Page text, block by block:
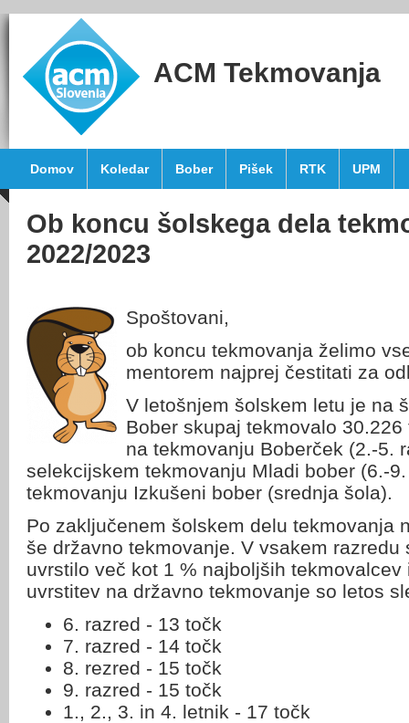
ACM Tekmovanja
Domov Koledar Bober Pišek RTK UPM
Ob koncu šolskega dela
2022/2023
Spoštovani,
ob koncu tekmovanja želimo
mentorem najprej čestitati za
V letošnjem šolskem letu je na
Bober skupaj tekmovalo
na tekmovanju Boberček (2.-5.
selekcijskem tekmovanju Mladi bober (6.-
tekmovanju Izkušeni bober (srednja šola).
Po zaključenem šolskem delu tekmovanja
še državno tekmovanje. V vsakem
uvrstilo več kot 1 % najboljših
uvrstitev na državno tekmovanje so letos
6. razred - 13 točk
7. razred - 14 točk
8. rezred - 15 točk
9. razred - 15 točk
1., 2., 3. in 4. letnik - 17 točk